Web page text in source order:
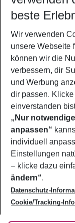
2 Erwachsene
Footer
Footer navigation
Über uns
AGB
Bestpreisgarantie
Cookie-
Cookie-Richtlinie
Agenturbetreuung
Barrierefreies
Folge uns
beste
Wir verwenden
unsere Webseite
können wir die
verbessern, dir
und Werbung
dir passen.
einverstanden
„Nur
anpassen“
individuell
Einstellungen
– klicke dazu
ändern“.
Datenschutz-
Cookie/Tracking-